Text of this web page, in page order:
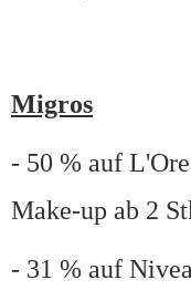
Migros
- 50 % auf
Make-up ab 2
- 31 % auf